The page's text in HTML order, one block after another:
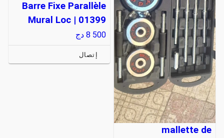
mallette de
Barre Fixe Parallèle
Mural Loc | 01399
8 500 دج
إتصال